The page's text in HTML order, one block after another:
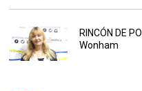
RINCÓN DE
Wonham